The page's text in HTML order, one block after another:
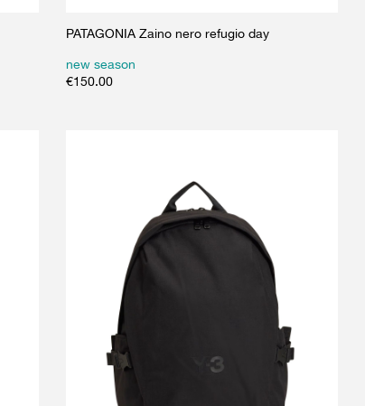
PATAGONIA Zaino nero refugio day
new season
€150.00